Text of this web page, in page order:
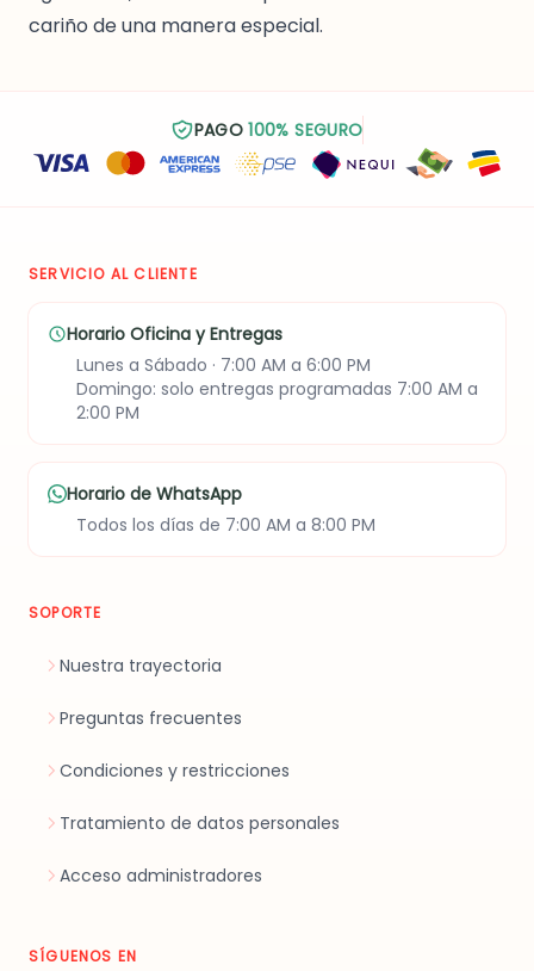
cariño de una manera especial.
PAGO100% SEGURO
SERVICIO AL CLIENTE
Horario Oficina y Entregas
Lunes a Sábado · 7:00 AM a 6:00 PM
Domingo: solo entregas programadas 7:00 AM a
2:00 PM
Horario de WhatsApp
Todos los días de 7:00 AM a 8:00 PM
SOPORTE
Nuestra trayectoria
Preguntas frecuentes
Condiciones y restricciones
Tratamiento de datos personales
Acceso administradores
SÍGUENOS EN